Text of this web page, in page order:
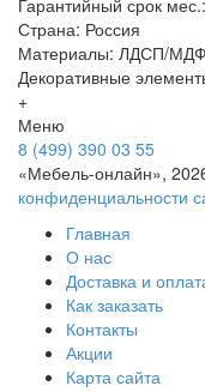
Гарантийный срок
Страна: Россия
Материалы: ЛДСП/МДФ
Декоративные
+
Меню
8 (499) 390 03 55
«Мебель-онлайн»,
конфиденциальности
Главная
О нас
Доставка и
Как заказать
Контакты
Акции
Карта сайта